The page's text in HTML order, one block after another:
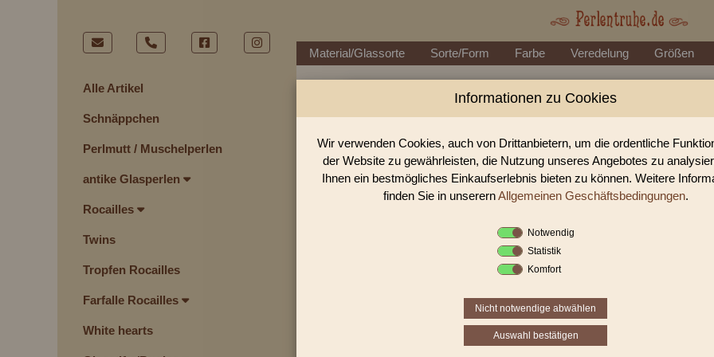
Alle Artikel
Schnäppchen
Perlmutt / Muschelperlen
antike Glasperlen
Rocailles
Twins
Tropfen Rocailles
Farfalle Rocailles
White hearts
Material/Glassorte Sorte/Form Farbe Veredelung Größen
Perlen Shop für gedrückte Perlen Rechtecke,
In unserem Perlen Shop finden sie zahlreich gedrückte Perlen Rechtecke,
Sie befinden sich in folgender
gedrückte Perlen
Rechtecke, Würfel &
Informationen zu Cookies
Wir verwenden Cookies, auch von Drittanbietern, um die ordentliche
der Website zu gewährleisten, die Nutzung unseres Angebotes zu
Ihnen ein bestmögliches Einkaufserlebnis bieten zu können. Weitere
finden Sie in unserernAllgemeinen Geschäftsbedingungen.
Notwendig
Statistik
Komfort
Nicht notwendige abwählen
Auswahl bestätigen